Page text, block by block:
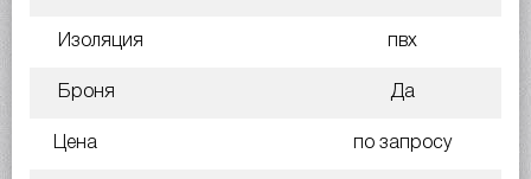
Изоляция пвх
Броня Да
Цена по запросу